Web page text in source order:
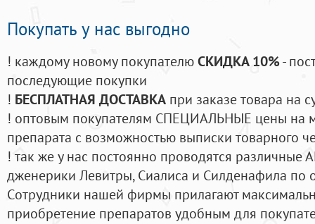
Покупать у нас выгодно
! каждому новому покупателюСКИДКА 10%-
последующие покупки
! БЕСПЛАТНАЯ ДОСТАВКА при заказе товара на
! оптовым покупателям СПЕЦИАЛЬНЫЕ цены на
препарата с возможностью выписки товарного
! так же у нас постоянно проводятся
дженерики Левитры, Сиалиса и Силденафила по
Cотрудники нашей фирмы прилагают
приобретение препаратов удобным для